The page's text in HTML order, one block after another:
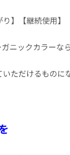
】【継続使用】
ニックカラーな
ただけるものに